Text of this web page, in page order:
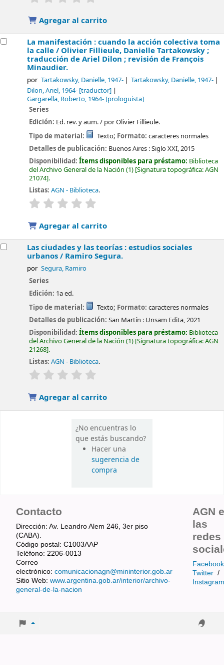
Agregar al carrito
La manifestación : cuando la acción colectiva toma
la calle / Olivier Fillieule, Danielle Tartakowsky ;
traducción de Ariel Dilon ; revisión de François
Minaudier.
por Tartakowsky, Danielle, 1947- Tartakowsky, Danielle, 1947-
Dilon, Ariel, 1964- [traductor]
Gargarella, Roberto, 1964- [prologuista]
Series
Edición: Ed. rev. y aum. / por Olivier Fillieule.
Tipo de material:
Texto; Formato: caracteres normales
Detalles de publicación: Buenos Aires :Siglo XXI,2015
Disponibilidad:Ítems disponibles para préstamo: Biblioteca
del Archivo General de la Nación (1) Signatura topográfica:AGN
21074 .
Listas: AGN - Biblioteca.
valoración
Agregar al carrito
Las ciudades y las teorías : estudios sociales
urbanos / Ramiro Segura.
por Segura, Ramiro
Series
Edición: 1a ed.
Tipo de material:
Texto; Formato: caracteres normales
Detalles de publicación:San Martín : Unsam Edita,2021
Disponibilidad:Ítems disponibles para préstamo: Biblioteca
del Archivo General de la Nación (1) Signatura topográfica:AGN
21268 .
Listas: AGN - Biblioteca.
valoración
Agregar al carrito
¿No encuentras lo
que estás buscando?
Hacer una
sugerencia de
compra
Contacto
Dirección: Av. Leandro Alem 246, 3er piso
(CABA).
Código postal: C1003AAP
Teléfono: 2206-0013
Correo
electrónico: comunicacionagn@mininterior.gob.ar
Sitio Web: www.argentina.gob.ar/interior/archivo-
general-de-la-nacion
AGN
las
redes
Facebook
Twitter /
Instagram